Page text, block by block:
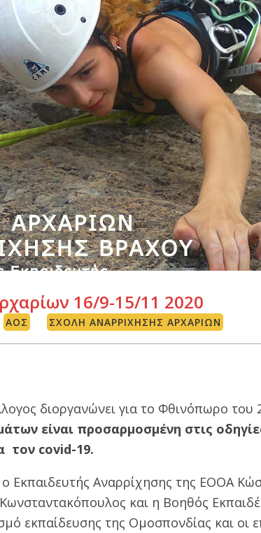
16/9-15/11 2020
ΑΟΣ ΣΧΟΛΉ ΑΝΑΡΡΊΧΗΣΗΣ ΑΡΧΑΡΊΩΝ
διοργανώνει για τo Φθινόπωρο
είναι προσαρμοσμένη στις
τον covid-19.
ο Εκπαιδευτής Αναρρίχησης της ΕΟΟΑ
και η Βοηθός
εκπαίδευσης της Ομοσπονδίας και οι